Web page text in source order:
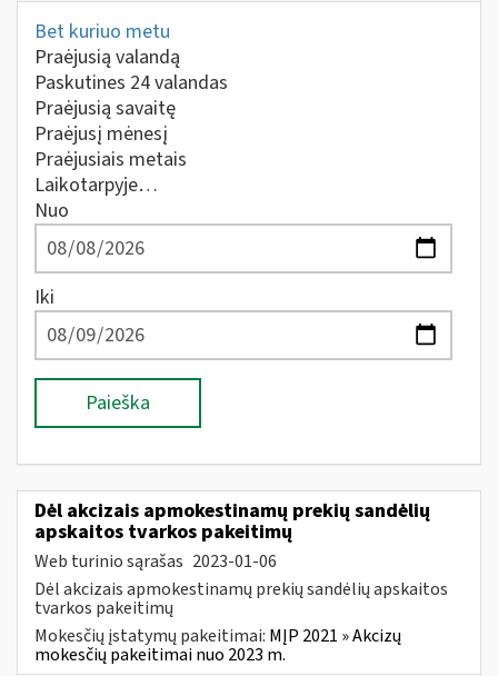
Bet kuriuo metu
Praėjusią valandą
Paskutines 24 valandas
Praėjusią savaitę
Praėjusį mėnesį
Praėjusiais metais
Laikotarpyje…
Nuo
Iki
Paieška
Dėl akcizais apmokestinamų prekių sandėlių
apskaitos tvarkos pakeitimų
Web turinio sąrašas 2023-01-06
Dėl akcizais apmokestinamų prekių sandėlių apskaitos
tvarkos pakeitimų
Mokesčių įstatymų pakeitimai: MĮP 2021 » Akcizų
mokesčių pakeitimai nuo 2023 m.